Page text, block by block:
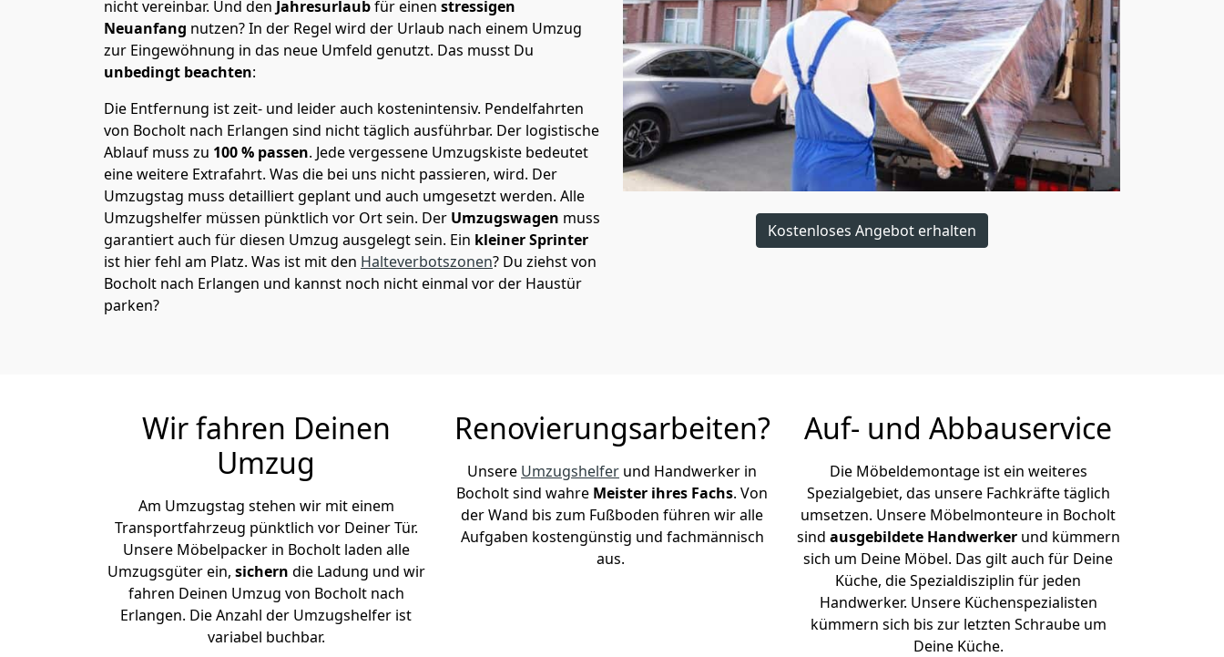
nicht vereinbar. Und den Jahresurlaubfür einen stressigen
Neuanfang nutzen? In der Regel wird der Urlaub nach einem Umzug
zur Eingewöhnung in das neue Umfeld genutzt. Das musst Du
unbedingt beachten:
Die Entfernung ist zeit- und leider auch kostenintensiv. Pendelfahrten
von Bocholt nach Erlangen sind nicht täglich ausführbar. Der logistische
Ablauf muss zu 100 % passen. Jede vergessene Umzugskiste bedeutet
eine weitere Extrafahrt. Was die bei uns nicht passieren, wird. Der
Umzugstag muss detailliert geplant und auch umgesetzt werden. Alle
Umzugshelfer müssen pünktlich vor Ort sein. Der Umzugswagen muss
garantiert auch für diesen Umzug ausgelegt sein. Ein kleiner Sprinter
ist hier fehl am Platz. Was ist mit den Halteverbotszonen? Du ziehst von
Bocholt nach Erlangen und kannst noch nicht einmal vor der Haustür
parken?
Kostenloses Angebot erhalten
Wir fahren Deinen
Umzug
Am Umzugstag stehen wir mit einem
Transportfahrzeug pünktlich vor Deiner Tür.
Unsere Möbelpacker in Bocholt laden alle
Umzugsgüter ein, sichern die Ladung und wir
fahren Deinen Umzug von Bocholt nach
Erlangen. Die Anzahl der Umzugshelfer ist
variabel buchbar.
Renovierungsarbeiten?
Unsere Umzugshelfer und Handwerker in
Bocholt sind wahre Meister ihres Fachs. Von
der Wand bis zum Fußboden führen wir alle
Aufgaben kostengünstig und fachmännisch
aus.
Auf- und Abbauservice
Die Möbeldemontage ist ein weiteres
Spezialgebiet, das unsere Fachkräfte täglich
umsetzen. Unsere Möbelmonteure in Bocholt
sind ausgebildete Handwerker und kümmern
sich um Deine Möbel. Das gilt auch für Deine
Küche, die Spezialdisziplin für jeden
Handwerker. Unsere Küchenspezialisten
kümmern sich bis zur letzten Schraube um
Deine Küche.